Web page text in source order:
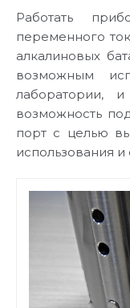
Работать
переменного
алкалиновых
возможным
лаборатории,
возможность
порт с целью
использования и